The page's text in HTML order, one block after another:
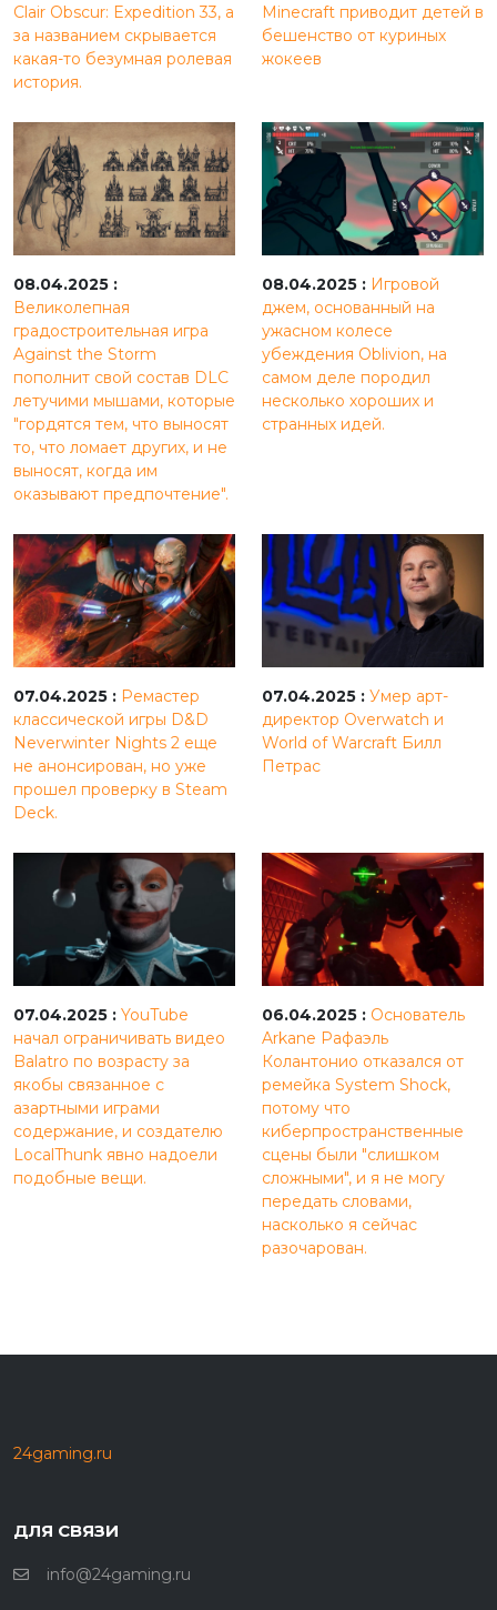
Clair Obscur: Expedition 33, а
за названием скрывается
какая-то безумная ролевая
история.
Minecraft приводит детей в
бешенство от куриных
жокеев
08.04.2025 :
Великолепная
градостроительная игра
Against the Storm
пополнит свой состав DLC
летучими мышами, которые
"гордятся тем, что выносят
то, что ломает других, и не
выносят, когда им
оказывают предпочтение".
08.04.2025 : Игровой
джем, основанный на
ужасном колесе
убеждения Oblivion, на
самом деле породил
несколько хороших и
странных идей.
07.04.2025 : Ремастер
классической игры D&D
Neverwinter Nights 2 еще
не анонсирован, но уже
прошел проверку в Steam
Deck.
07.04.2025 : Умер арт-
директор Overwatch и
World of Warcraft Билл
Петрас
07.04.2025 : YouTube
начал ограничивать видео
Balatro по возрасту за
якобы связанное с
азартными играми
содержание, и создателю
LocalThunk явно надоели
подобные вещи.
06.04.2025 : Основатель
Arkane Рафаэль
Колантонио отказался от
ремейка System Shock,
потому что
киберпространственные
сцены были "слишком
сложными", и я не могу
передать словами,
насколько я сейчас
разочарован.
24gaming.ru
ДЛЯ СВЯЗИ
info@24gaming.ru